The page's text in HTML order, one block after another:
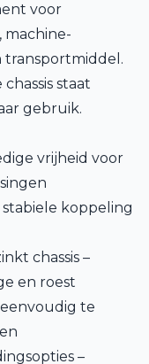
voor
machine-
transportmiddel.
staat
gebruik.
vrijheid voor
koppeling
chassis –
en roest
te
–